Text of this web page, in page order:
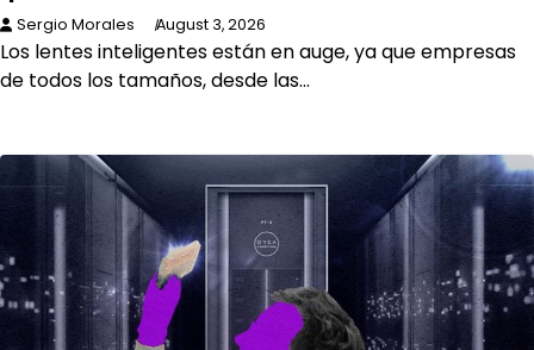
Sergio Morales August 3, 2026
Los lentes inteligentes están en auge, ya que empresas
de todos los tamaños, desde las…